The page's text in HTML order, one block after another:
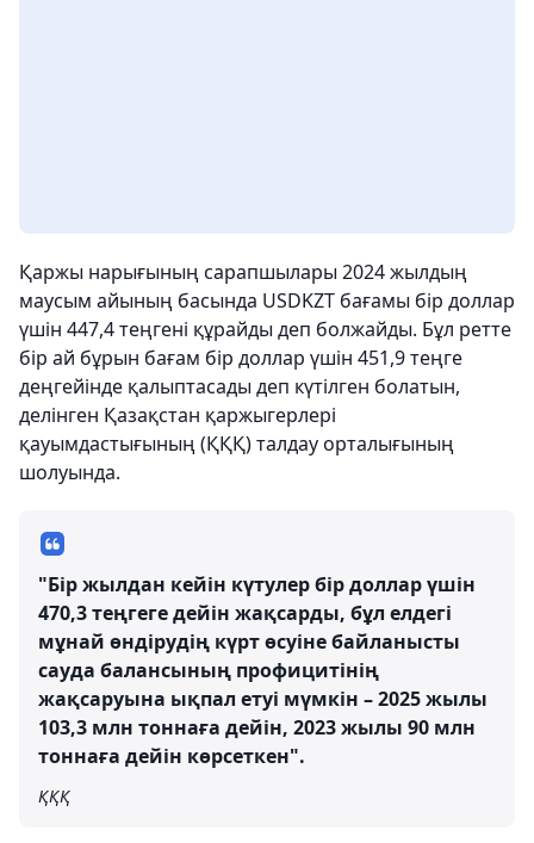
Қаржы нарығының сарапшылары 2024 жылдың
маусым айының басында USDKZT бағамы бір доллар
үшін 447,4 теңгені құрайды деп болжайды. Бұл ретте
бір ай бұрын бағам бір доллар үшін 451,9 теңге
деңгейінде қалыптасады деп күтілген болатын,
делінген Қазақстан қаржыгерлері
қауымдастығының (ҚҚҚ) талдау орталығының
шолуында.
"Бір жылдан кейін күтулер бір доллар үшін
470,3 теңгеге дейін жақсарды, бұл елдегі
мұнай өндірудің күрт өсуіне байланысты
сауда балансының профицитінің
жақсаруына ықпал етуі мүмкін – 2025 жылы
103,3 млн тоннаға дейін, 2023 жылы 90 млн
тоннаға дейін көрсеткен".
ҚҚҚ